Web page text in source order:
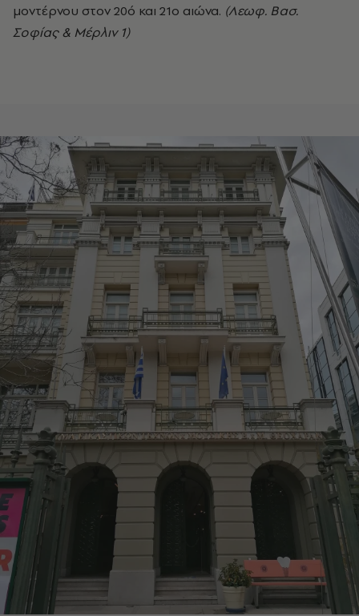
μοντέρνου στον 20ό και 21ο αιώνα. (Λεωφ. Βασ.
Σοφίας & Μέρλιν 1)